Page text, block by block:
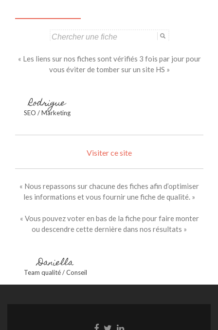
« Les liens sur nos fiches sont vérifiés 3 fois par jour pour
vous éviter de tomber sur un site HS »
Rodrigue
SEO / Marketing
Visiter ce site
« Nous repassons sur chacune des fiches afin d’optimiser
les informations et vous fournir une fiche de qualité. »
« Vous pouvez voter en bas de la fiche pour faire monter
ou descendre cette dernière dans nos résultats »
Daniella
Team qualité / Conseil